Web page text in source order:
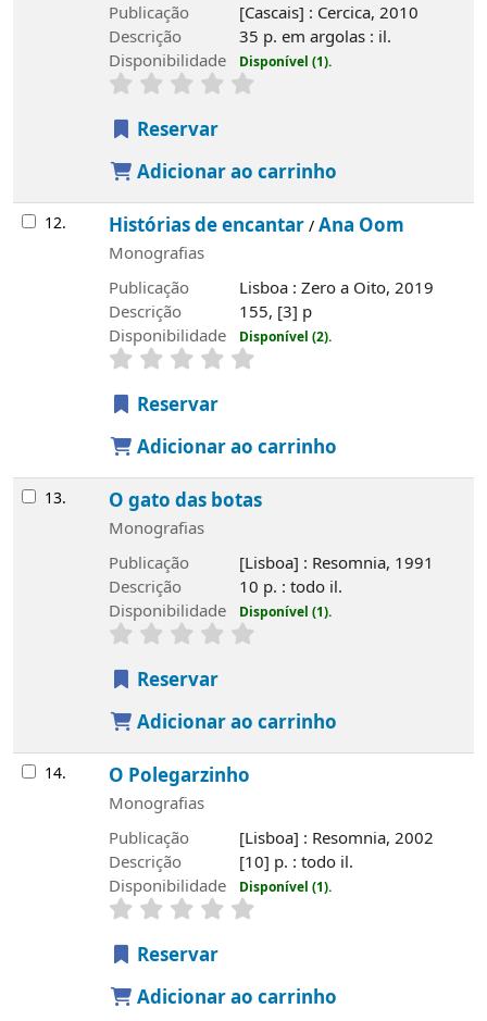
Publicação
[Cascais] : Cercica, 2010
Descrição
35 p. em argolas : il.
Disponibilidade
Disponível (1).
Reservar
Adicionar ao carrinho
12. Histórias de encantar/Ana Oom
Monografias
Publicação
Lisboa : Zero a Oito, 2019
Descrição
155, [3] p
Disponibilidade
Disponível (2).
Reservar
Adicionar ao carrinho
13. O gato das botas
Monografias
Publicação
[Lisboa] : Resomnia, 1991
Descrição
10 p. : todo il.
Disponibilidade
Disponível (1).
Reservar
Adicionar ao carrinho
14. O Polegarzinho
Monografias
Publicação
[Lisboa] : Resomnia, 2002
Descrição
[10] p. : todo il.
Disponibilidade
Disponível (1).
Reservar
Adicionar ao carrinho